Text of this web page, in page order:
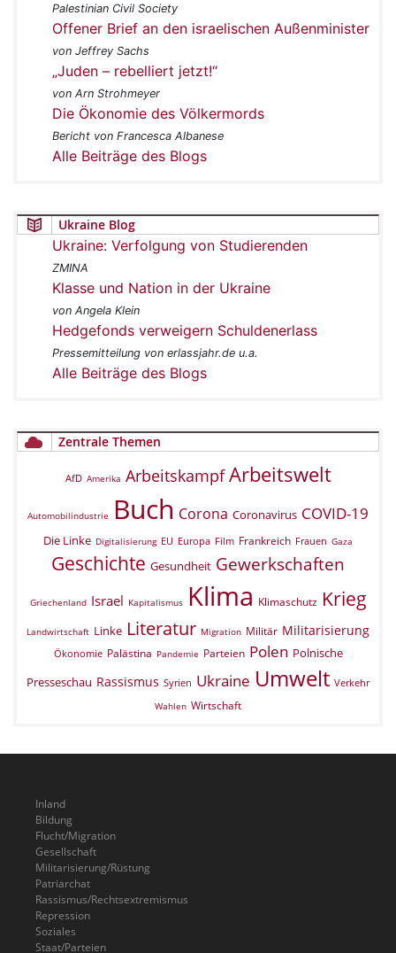
Palestinian Civil Society
Offener Brief an den israelischen Außenminister
von Jeffrey Sachs
„Juden – rebelliert jetzt!“
von Arn Strohmeyer
Die Ökonomie des Völkermords
Bericht von Francesca Albanese
Alle Beiträge des Blogs
Ukraine Blog
Ukraine: Verfolgung von Studierenden
ZMINA
Klasse und Nation in der Ukraine
von Angela Klein
Hedgefonds verweigern Schuldenerlass
Pressemitteilung von erlassjahr.de u.a.
Alle Beiträge des Blogs
Zentrale Themen
AfD Amerika Arbeitskampf Arbeitswelt
Automobilindustrie Buch Corona Coronavirus COVID-19
Die Linke Digitalisierung EU Europa Film Frankreich Frauen Gaza
Geschichte Gesundheit Gewerkschaften
Griechenland Israel Kapitalismus Klima Klimaschutz Krieg
Landwirtschaft Linke Literatur Migration Militär Militarisierung
Ökonomie Palästina Pandemie Parteien Polen Polnische
Presseschau Rassismus Syrien Ukraine Umwelt Verkehr
Wahlen Wirtschaft
Inland
Bildung
Flucht/Migration
Gesellschaft
Militarisierung/Rüstung
Patriarchat
Rassismus/Rechtsextremismus
Repression
Soziales
Staat/Parteien